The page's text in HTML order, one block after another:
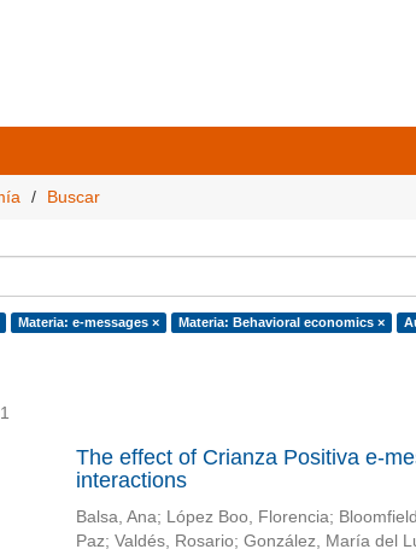
Buscar
Materia: e-messages × Materia: Behavioral economics ×
The effect of Crianza Positiva e-
interactions
Balsa, Ana; López Boo, Florencia;
Paz; Valdés, Rosario; González, María del